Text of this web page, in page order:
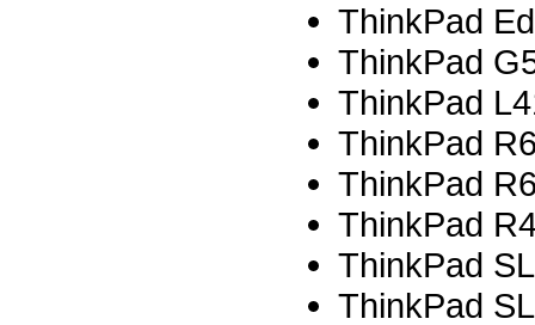
ThinkPad
ThinkPad
ThinkPad
ThinkPad
ThinkPad
ThinkPad
ThinkPad
ThinkPad